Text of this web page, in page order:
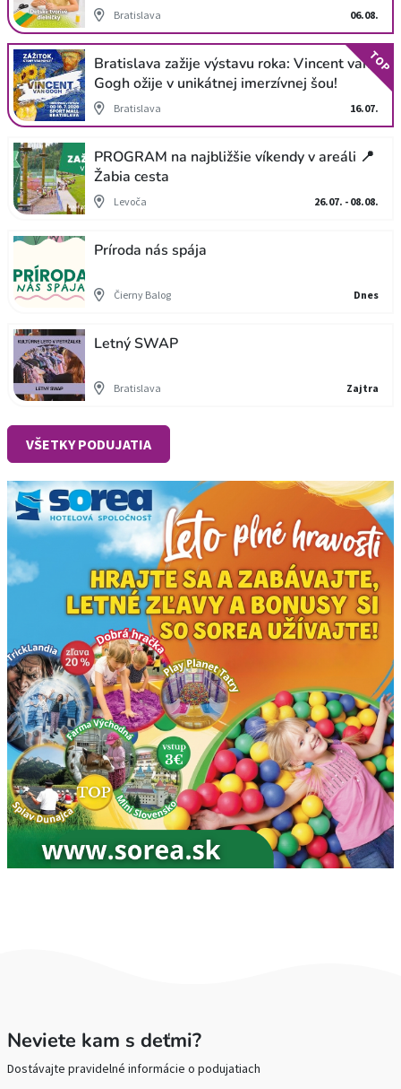
Bratislava 06.08.
Bratislava zažije výstavu roka: Vincent van
Gogh ožije v unikátnej imerzívnej šou!
Bratislava 16.07.
TOP
PROGRAM na najbližšie víkendy v areáli 📍
Žabia cesta
Levoča 26.07. - 08.08.
Príroda nás spája
Čierny Balog Dnes
Letný SWAP
Bratislava Zajtra
VŠETKY PODUJATIA
Neviete kam s deťmi?
Dostávajte pravidelné informácie o podujatiach